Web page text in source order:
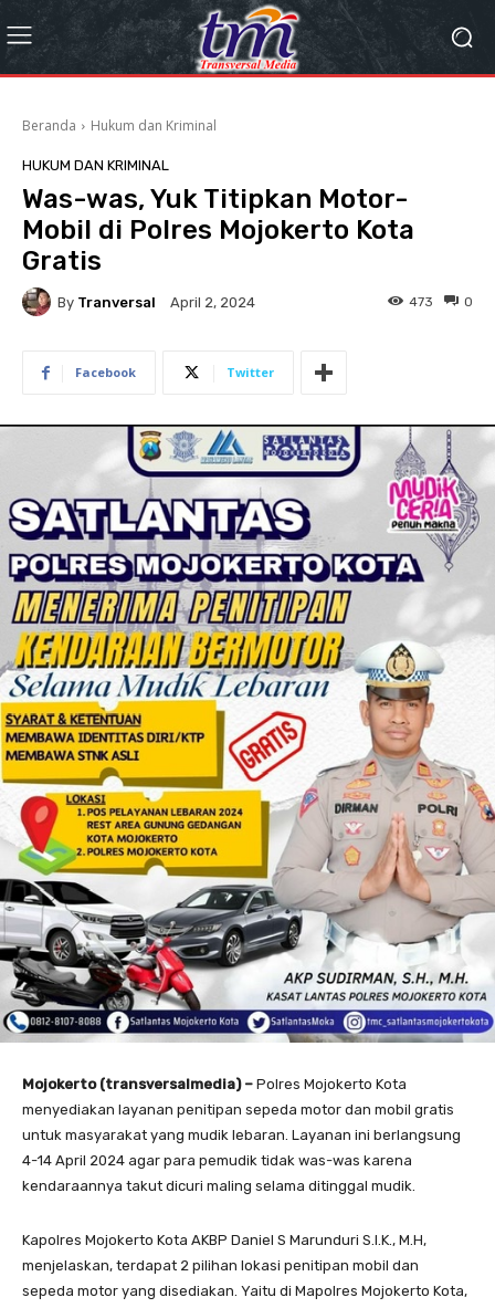
Beranda Hukum dan Kriminal
HUKUM DAN KRIMINAL
Was-was, Yuk Titipkan Motor-
Mobil di Polres Mojokerto Kota
Gratis
By Tranversal April 2, 2024 0
473
Facebook Twitter
Mojokerto (transversalmedia) – Polres Mojokerto Kota
menyediakan layanan penitipan sepeda motor dan mobil gratis
untuk masyarakat yang mudik lebaran. Layanan ini berlangsung
4-14 April 2024 agar para pemudik tidak was-was karena
kendaraannya takut dicuri maling selama ditinggal mudik.
Kapolres Mojokerto Kota AKBP Daniel S Marunduri S.I.K., M.H,
menjelaskan, terdapat 2 pilihan lokasi penitipan mobil dan
sepeda motor yang disediakan. Yaitu di Mapolres Mojokerto Kota,